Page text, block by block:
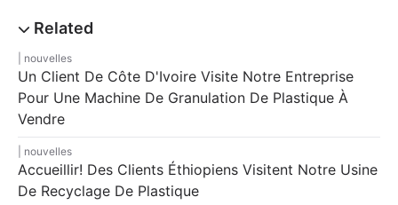
nouvelles
Un Client De Côte D'Ivoire Visite Notre Entreprise
Pour Une Machine De Granulation De Plastique À
Vendre
nouvelles
Accueillir! Des Clients Éthiopiens Visitent Notre Usine
De Recyclage De Plastique